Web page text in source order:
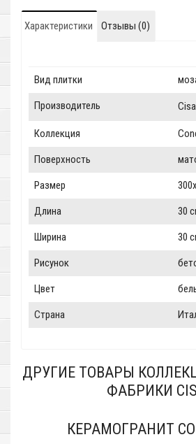
Характеристики Отзывы (0)
Вид плитки
Производитель Cisa
Коллекция
Поверхность
Размер
Длина 30
Ширина 30
Рисунок
Цвет
Страна
ДРУГИЕ ТОВАРЫ
ФАБРИКИ
КЕРАМОГРАНИТ